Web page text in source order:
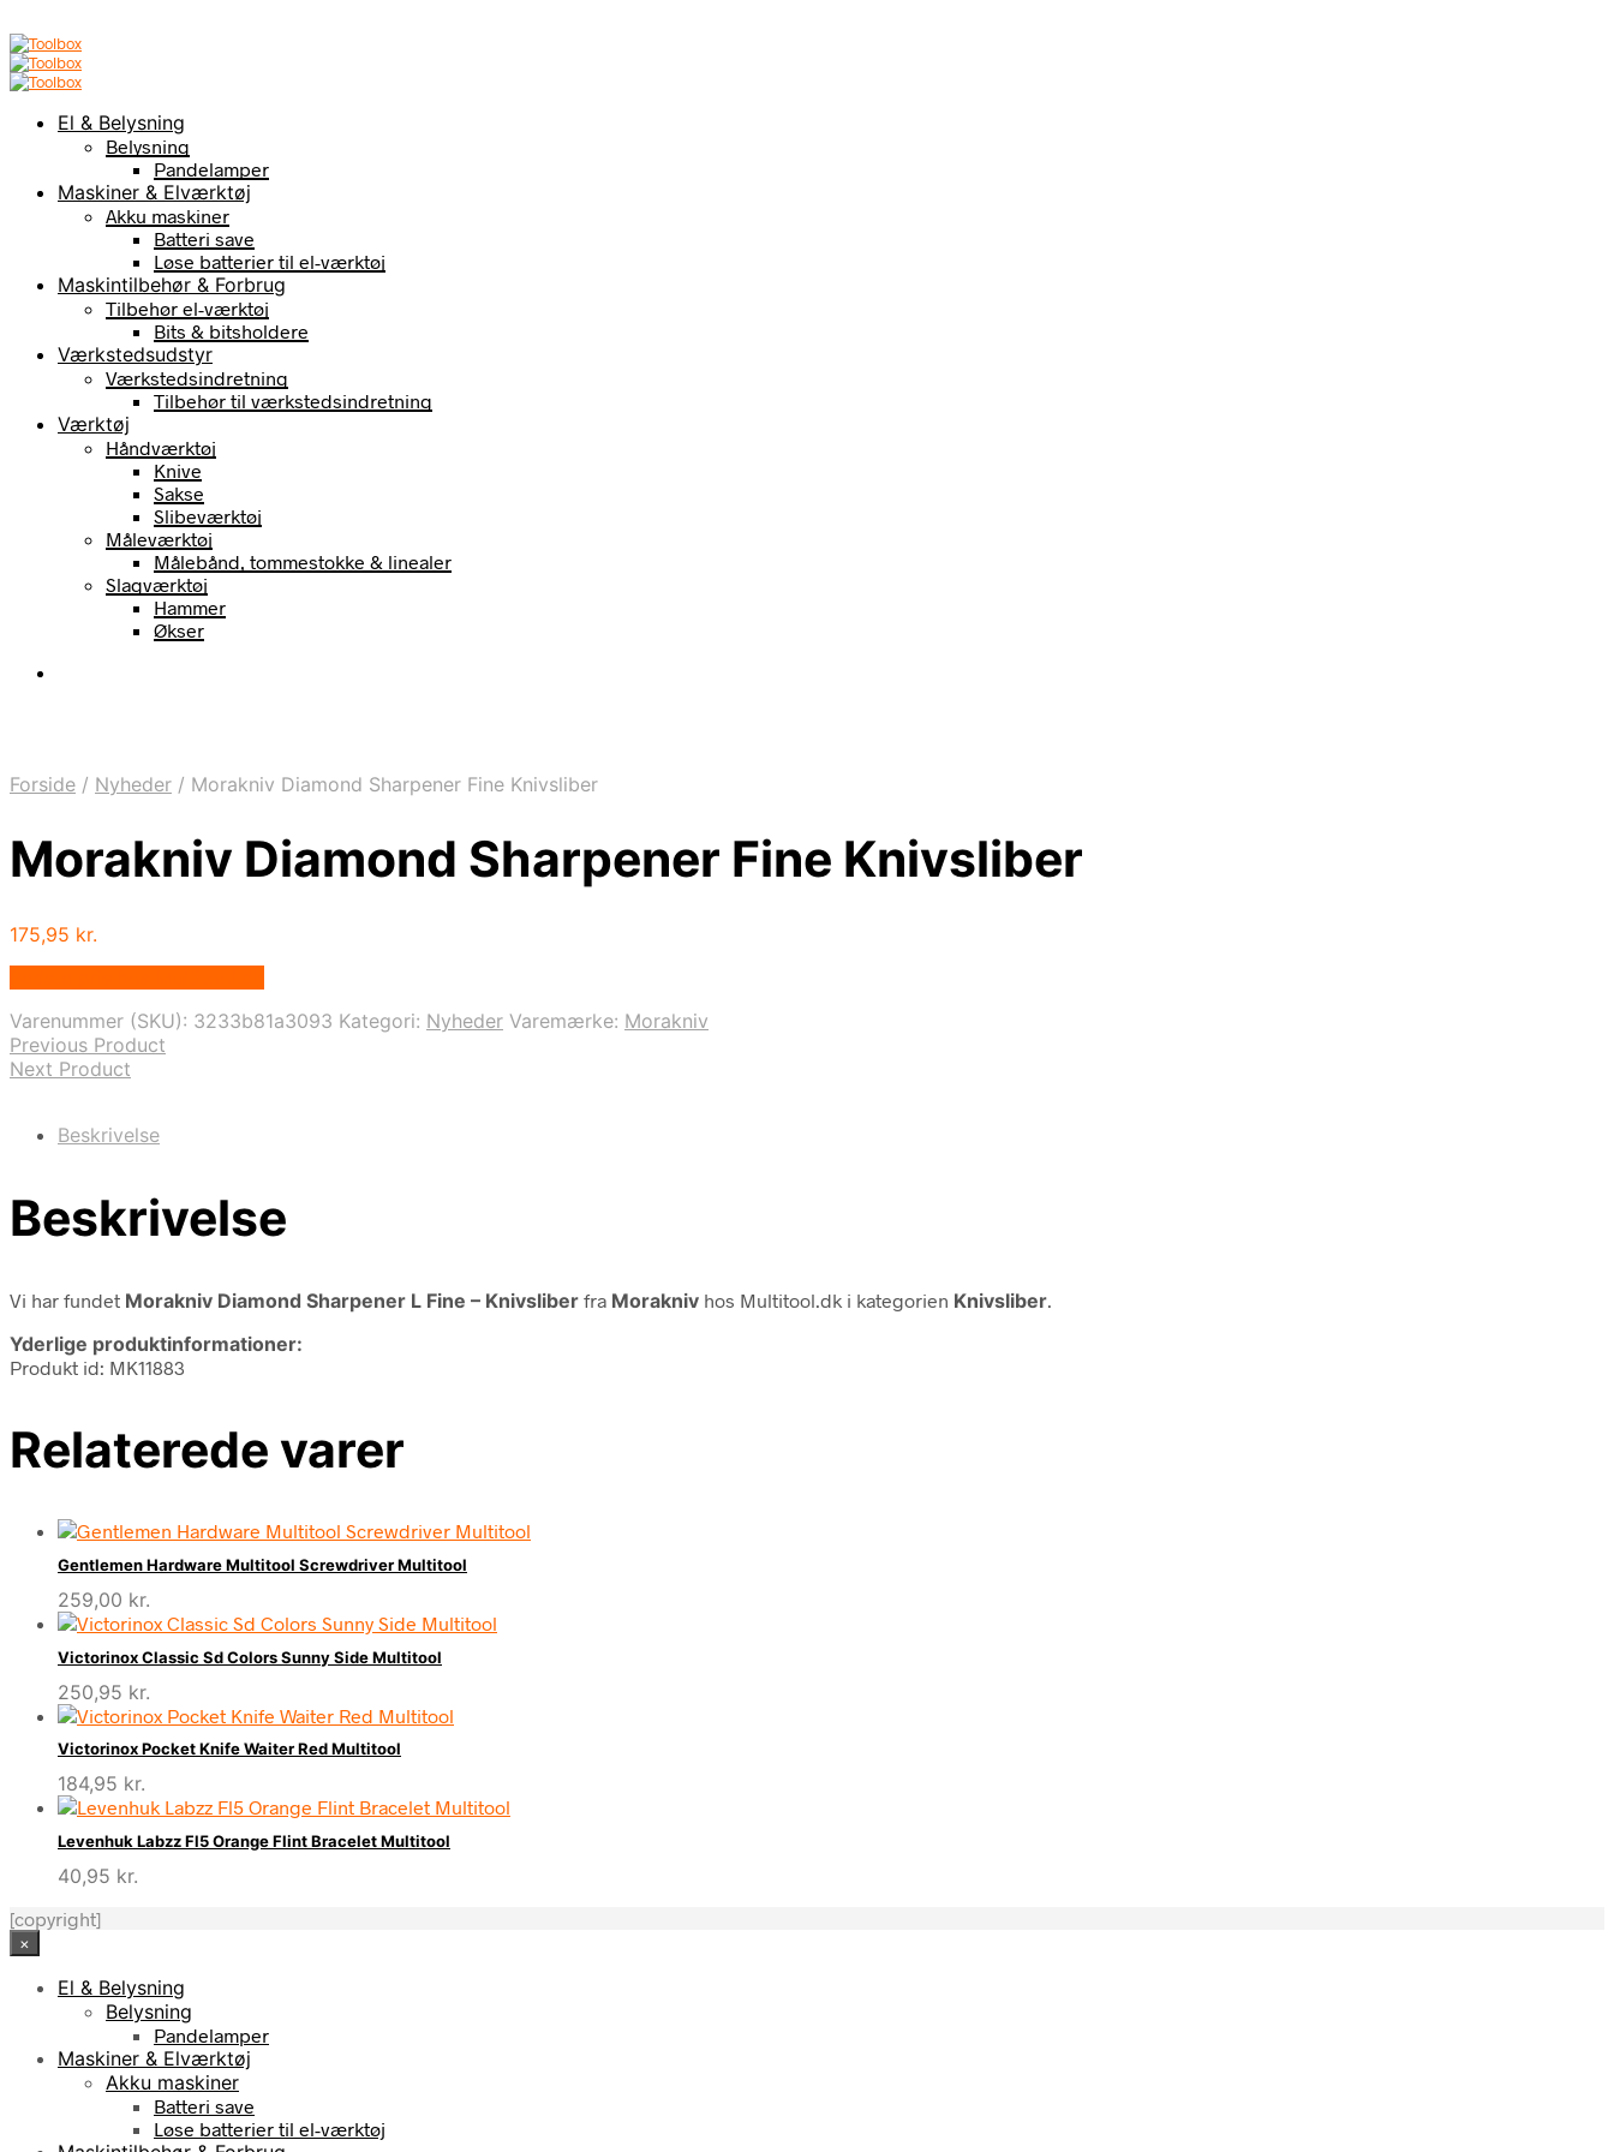
El & Belysning
Belysning
Pandelamper
Maskiner & Elværktøj
Akku maskiner
Batteri save
Løse batterier til el-værktøj
Maskintilbehør & Forbrug
Tilbehør el-værktøj
Bits & bitsholdere
Værkstedsudstyr
Værkstedsindretning
Tilbehør til værkstedsindretning
Værktøj
Håndværktøj
Knive
Sakse
Slibeværktøj
Måleværktøj
Målebånd, tommestokke & linealer
Slagværktøj
Hammer
Økser
Forside / Nyheder / Morakniv Diamond Sharpener Fine Knivsliber
Morakniv Diamond Sharpener Fine Knivsliber
175,95 kr.
Varenummer (SKU): 3233b81a3093 Kategori: Nyheder Varemærke: Morakniv
Previous Product
Next Product
Beskrivelse
Beskrivelse
Vi har fundet Morakniv Diamond Sharpener L Fine – Knivsliber fra Morakniv hos Multitool.dk i kategorien Knivsliber
Yderlige produktinformationer:
Produkt id: MK11883
Relaterede varer
Gentlemen Hardware Multitool Screwdriver Multitool
259,00 kr.
Victorinox Classic Sd Colors Sunny Side Multitool
250,95 kr.
Victorinox Pocket Knife Waiter Red Multitool
184,95 kr.
Levenhuk Labzz Fl5 Orange Flint Bracelet Multitool
40,95 kr.
[copyright]
×
El & Belysning
Belysning
Pandelamper
Maskiner & Elværktøj
Akku maskiner
Batteri save
Løse batterier til el-værktøj